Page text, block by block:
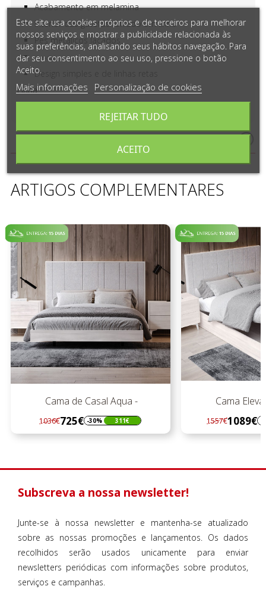
Acabamento em melamina
Interior das gavetas forrado em linho
Pés metálicos lacados
Soft-Close
Design simples e de linhas retas
Linha
ARTIGOS COMPLEMENTARES
Cama Elevatória Aqua
Regular
preço
1557€ 1089€
Preço
Subscreva a nossa newsletter!
Junte-se à nossa newsletter e mantenha-se atualizado
sobre as nossas promoções e lançamentos. Os dados
recolhidos serão usados unicamente para enviar
newsletters periódicas com informações sobre produtos,
serviços e campanhas.
Este site usa cookies próprios e de terceiros para melhorar
nossos serviços e mostrar a publicidade relacionada às
suas preferências, analisando seus hábitos navegação. Para
dar seu consentimento ao seu uso, pressione o botão
Aceito.
Mais informações Personalização de cookies
REJEITAR TUDO
ACEITO